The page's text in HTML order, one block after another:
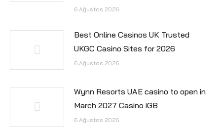
6 Ağustos 2026
Best Online Casinos UK Trusted
UKGC Casino Sites for 2026
6 Ağustos 2026
Wynn Resorts UAE casino to open in
March 2027 Casino iGB
6 Ağustos 2026